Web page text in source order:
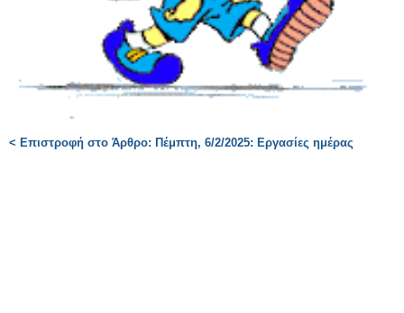
< Επιστροφή στο Άρθρο: Πέμπτη, 6/2/2025: Εργασίες ημέρας